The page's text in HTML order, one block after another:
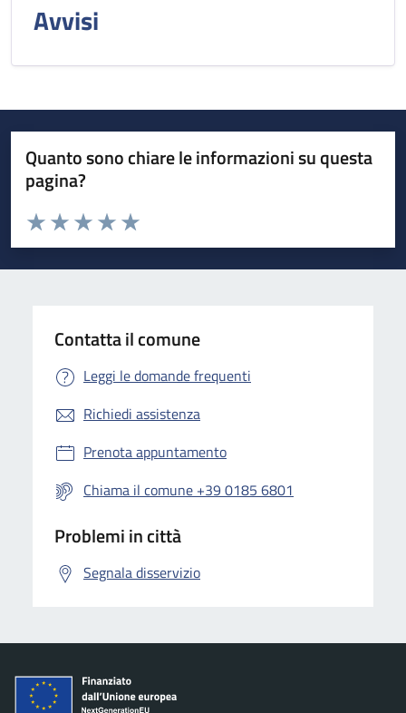
Avvisi
Quanto sono chiare le informazioni su questa
pagina?
Valuta da 1 a 5 stelle la pagina
Valuta 5 stelle su 5
Valuta 4 stelle su 5
Valuta 3 stelle su 5
Valuta 2 stelle su 5
Valuta 1 stelle su 5
Contatta il comune
Leggi le domande frequenti
Richiedi assistenza
Prenota appuntamento
Chiama il comune +39 0185 6801
Problemi in città
Segnala disservizio